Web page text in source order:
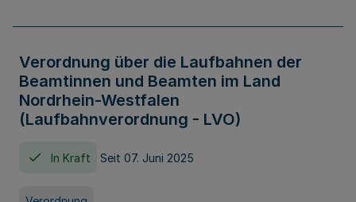
Verordnung über die Laufbahnen der
Beamtinnen und Beamten im Land
Nordrhein-Westfalen
(Laufbahnverordnung - LVO)
In Kraft Seit 07. Juni 2025